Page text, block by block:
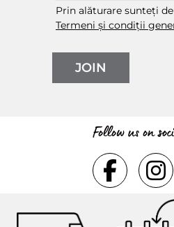
Prin alăturare sunteți
Termeni și condiții
JOIN
Follow us on